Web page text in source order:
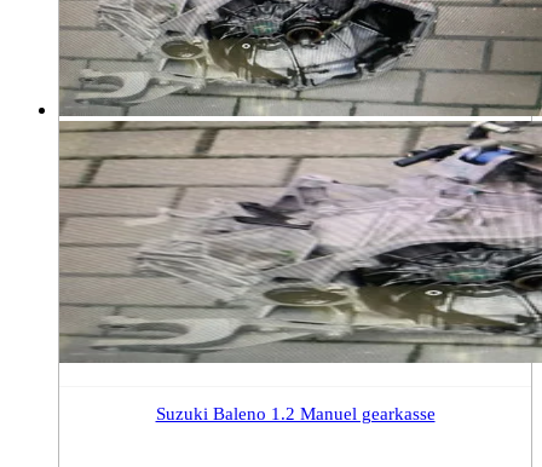
Suzuki Baleno 1.2 Manuel gearkasse